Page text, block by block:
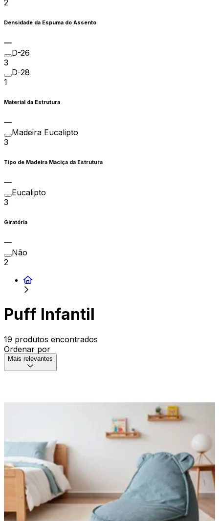
2
Densidade da Espuma do Assento
D-26
3
D-28
1
Material da Estrutura
Madeira Eucalipto
3
Tipo de Madeira Maciça da Estrutura
Eucalipto
3
Giratória
Não
2
Puff Infantil
19 produtos encontrados
Ordenar por
Mais relevantes